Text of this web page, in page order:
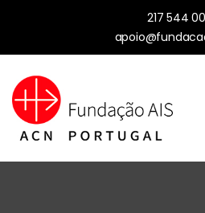
217 544